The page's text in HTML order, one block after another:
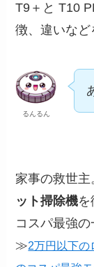
T9＋と T10
徴、違いなど
るんるん
家事の救世主
ット掃除機を
コスパ最強の
≫2万円以下の